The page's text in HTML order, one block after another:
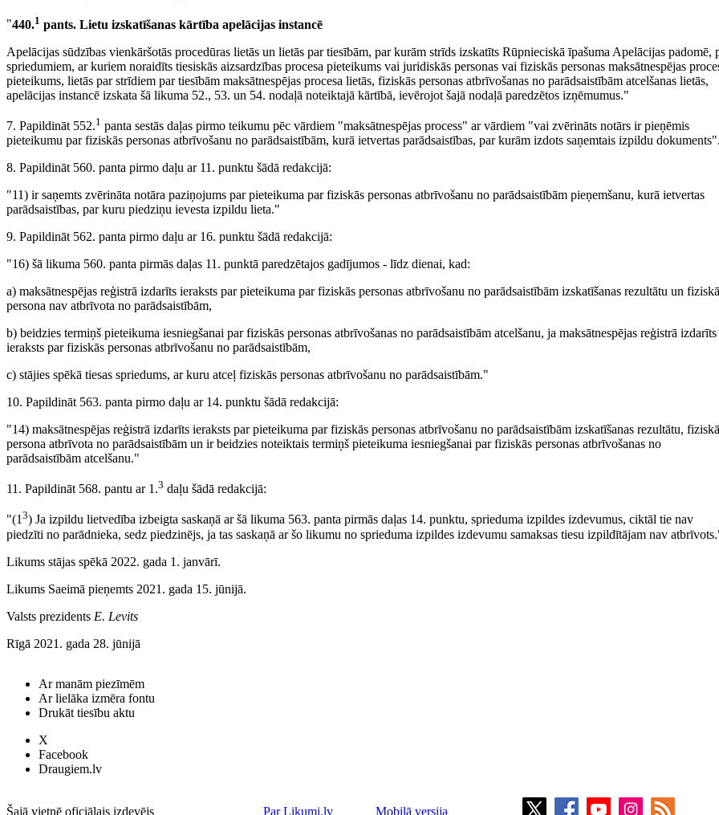
"440.1 pants. Lietu izskatīšanas kārtība apelācijas instancē
Apelācijas sūdzības vienkāršotās procedūras lietās un lietās par tiesībām, par kurām strīds izskatīts Rūpnieciskā īpašuma Apelācijas padomē,
spriedumiem, ar kuriem noraidīts tiesiskās aizsardzības procesa pieteikums vai juridiskās personas vai fiziskās personas maksātnespējas
pieteikums, lietās par strīdiem par tiesībām maksātnespējas procesa lietās, fiziskās personas atbrīvošanas no parādsaistībām atcelšanas lietās,
apelācijas instancē izskata šā likuma 52., 53. un 54. nodaļā noteiktajā kārtībā, ievērojot šajā nodaļā paredzētos izņēmumus."
7. Papildināt 552.1 panta sestās daļas pirmo teikumu pēc vārdiem "maksātnespējas process" ar vārdiem "vai zvērināts notārs ir pieņēmis
pieteikumu par fiziskās personas atbrīvošanu no parādsaistībām, kurā ietvertas parādsaistības, par kurām izdots saņemtais izpildu
8. Papildināt 560. panta pirmo daļu ar 11. punktu šādā redakcijā:
"11) ir saņemts zvērināta notāra paziņojums par pieteikuma par fiziskās personas atbrīvošanu no parādsaistībām pieņemšanu, kurā ietvertas
parādsaistības, par kuru piedziņu ievesta izpildu lieta."
9. Papildināt 562. panta pirmo daļu ar 16. punktu šādā redakcijā:
"16) šā likuma 560. panta pirmās daļas 11. punktā paredzētajos gadījumos - līdz dienai, kad:
a) maksātnespējas reģistrā izdarīts ieraksts par pieteikuma par fiziskās personas atbrīvošanu no parādsaistībām izskatīšanas rezultātu un fiziskā
persona nav atbrīvota no parādsaistībām,
b) beidzies termiņš pieteikuma iesniegšanai par fiziskās personas atbrīvošanas no parādsaistībām atcelšanu, ja maksātnespējas reģistrā izdarīts
ieraksts par fiziskās personas atbrīvošanu no parādsaistībām,
c) stājies spēkā tiesas spriedums, ar kuru atceļ fiziskās personas atbrīvošanu no parādsaistībām."
10. Papildināt 563. panta pirmo daļu ar 14. punktu šādā redakcijā:
"14) maksātnespējas reģistrā izdarīts ieraksts par pieteikuma par fiziskās personas atbrīvošanu no parādsaistībām izskatīšanas rezultātu, fiziskā
persona atbrīvota no parādsaistībām un ir beidzies noteiktais termiņš pieteikuma iesniegšanai par fiziskās personas atbrīvošanas no
parādsaistībām atcelšanu."
11. Papildināt 568. pantu ar 1.3 daļu šādā redakcijā:
"(13) Ja izpildu lietvedība izbeigta saskaņā ar šā likuma 563. panta pirmās daļas 14. punktu, sprieduma izpildes izdevumus, ciktāl tie nav
piedzīti no parādnieka, sedz piedzinējs, ja tas saskaņā ar šo likumu no sprieduma izpildes izdevumu samaksas tiesu izpildītājam nav
Likums stājas spēkā 2022. gada 1. janvārī.
Likums Saeimā pieņemts 2021. gada 15. jūnijā.
Valsts prezidents E. Levits
Rīgā 2021. gada 28. jūnijā
Ar manām piezīmēm
Ar lielāka izmēra fontu
Drukāt tiesību aktu
X
Facebook
Draugiem.lv
Šajā vietnē oficiālais izdevējs Par Likumi.lv Mobilā versija